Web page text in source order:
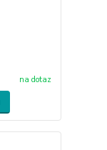
na dotaz